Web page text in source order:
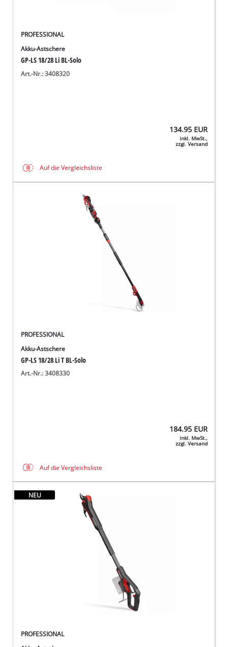
PROFESSIONAL
Akku-Astschere
GP-LS 18/28 Li BL-Solo
Art.-Nr.: 3408320
134.95 EUR
inkl. MwSt.,
zzgl. Versand
Auf die Vergleichsliste
PROFESSIONAL
Akku-Astschere
GP-LS 18/28 Li T BL-Solo
Art.-Nr.: 3408330
184.95 EUR
inkl. MwSt.,
zzgl. Versand
Auf die Vergleichsliste
NEU
PROFESSIONAL